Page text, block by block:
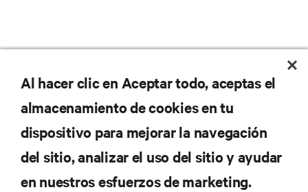
No se pierda nunca una
oferta
Regístrese en nuestra lista de correos
para recibir las últimas novedades de
Al hacer clic en Aceptar todo, aceptas el
almacenamiento de cookies en tu
dispositivo para mejorar la navegación
del sitio, analizar el uso del sitio y ayudar
en nuestros esfuerzos de marketing.